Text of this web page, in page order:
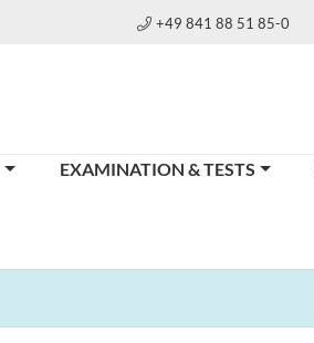
+49 841 88 51 85-0
EXAMINATION & TESTS